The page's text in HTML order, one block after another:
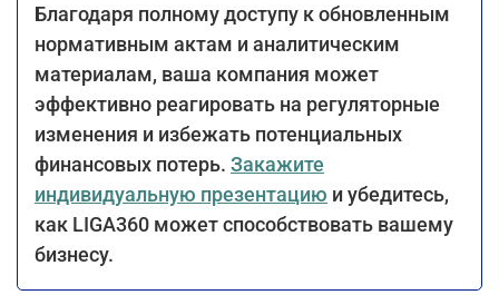
Благодаря полному доступу к обновленным
нормативным актам и аналитическим
материалам, ваша компания может
эффективно реагировать на регуляторные
изменения и избежать потенциальных
финансовых потерь. Закажите
индивидуальную презентацию и убедитесь,
как LIGA360 может способствовать вашему
бизнесу.